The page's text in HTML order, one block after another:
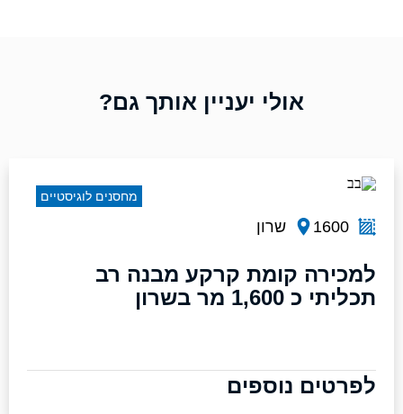
אולי יעניין אותך גם?
1600 שרון
למכירה קומת קרקע מבנה רב
תכליתי כ 1,600 מר בשרון
לפרטים נוספים
מחסנים לוגיסטיים